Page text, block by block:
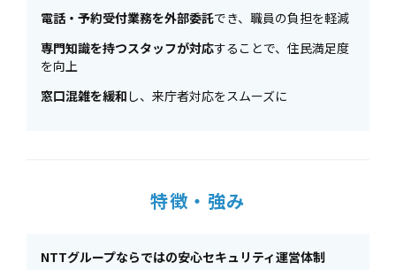
電話・予約受付業務を外部委託でき、職員の負担を軽減
専門知識を持つスタッフが対応することで、住民満足度
を向上
窓口混雑を緩和 し、来庁者対応をスムーズに
特徴・強み
NTTグループならではの安心セキュリティ運営体制